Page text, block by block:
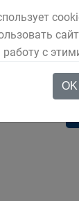
работу с
OK